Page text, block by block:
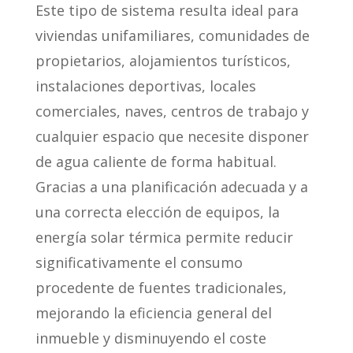
Este tipo de sistema resulta ideal para
viviendas unifamiliares, comunidades de
propietarios, alojamientos turísticos,
instalaciones deportivas, locales
comerciales, naves, centros de trabajo y
cualquier espacio que necesite disponer
de agua caliente de forma habitual.
Gracias a una planificación adecuada y a
una correcta elección de equipos, la
energía solar térmica permite reducir
significativamente el consumo
procedente de fuentes tradicionales,
mejorando la eficiencia general del
inmueble y disminuyendo el coste